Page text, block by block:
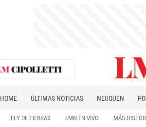
HOME ÚLTIMAS NOTICIAS NEUQUÉN
LEY DE TIERRAS LMN EN VIVO MÁS